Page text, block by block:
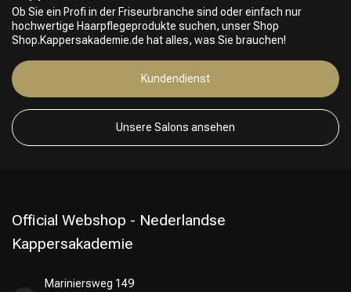
Ob Sie ein Profi in der Friseurbranche sind oder einfach nur
hochwertige Haarpflegeprodukte suchen, unser Shop
Shop.Kappersakademie.de hat alles, was Sie brauchen!
Kundendienst
Unsere Salons ansehen
Official Webshop - Nederlandse
Kappersakademie
Mariniersweg 149